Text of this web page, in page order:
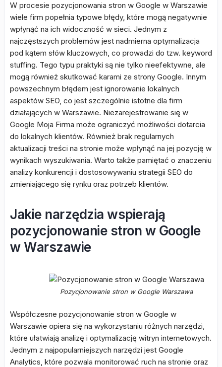
W procesie pozycjonowania stron w Google w Warszawie
wiele firm popełnia typowe błędy, które mogą negatywnie
wpłynąć na ich widoczność w sieci. Jednym z
najczęstszych problemów jest nadmierna optymalizacja
pod kątem słów kluczowych, co prowadzi do tzw. keyword
stuffing. Tego typu praktyki są nie tylko nieefektywne, ale
mogą również skutkować karami ze strony Google. Innym
powszechnym błędem jest ignorowanie lokalnych
aspektów SEO, co jest szczególnie istotne dla firm
działających w Warszawie. Niezarejestrowanie się w
Google Moja Firma może ograniczyć możliwości dotarcia
do lokalnych klientów. Również brak regularnych
aktualizacji treści na stronie może wpłynąć na jej pozycję w
wynikach wyszukiwania. Warto także pamiętać o znaczeniu
analizy konkurencji i dostosowywaniu strategii SEO do
zmieniającego się rynku oraz potrzeb klientów.
Jakie narzędzia wspierają
pozycjonowanie stron w Google
w Warszawie
Pozycjonowanie stron w Google Warszawa
Współczesne pozycjonowanie stron w Google w
Warszawie opiera się na wykorzystaniu różnych narzędzi,
które ułatwiają analizę i optymalizację witryn internetowych.
Jednym z najpopularniejszych narzędzi jest Google
Analytics, które pozwala monitorować ruch na stronie oraz